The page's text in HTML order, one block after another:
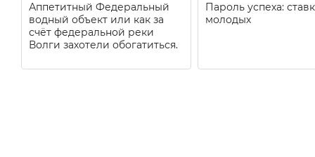
Аппетитный Федеральный
водный объект или как за
счёт федеральной реки
Волги захотели обогатиться.
Пароль успеха:
молодых